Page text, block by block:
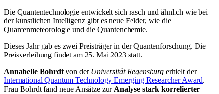
Die Quantentechnologie entwickelt sich rasch und ähnlich wie bei
der künstlichen Intelligenz gibt es neue Felder, wie die
Quantenmeteorologie und die Quantenchemie.
Dieses Jahr gab es zwei Preisträger in der Quantenforschung. Die
Preisverleihung findet am 25. Mai 2023 statt.
Annabelle Bohrdt von der Universität Regensburg erhielt den
International Quantum Technology Emerging Researcher Award.
Frau Bohrdt fand neue Ansätze zur Analyse stark korrelierter